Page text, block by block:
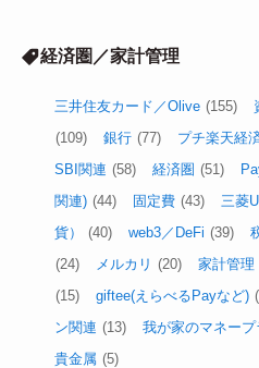
経済圏／家計管理
三井住友カード／Olive (155)
(109)
銀行 (77) プチ楽天経
SBI関連 (58) 経済圏 (51)
関連) (44) 固定費 (43) 三菱
貨）
(40) web3／DeFi (39)
(24)
メルカリ (20) 家計管理
(15)
giftee(えらべるPayなど)
ン関連 (13) 我が家のマネープ
貴金属 (5)